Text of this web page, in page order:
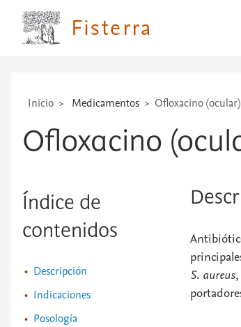
Fisterra
Inicio Medicamentos Ofloxacino (ocular)
Ofloxacino
Índice de
contenidos
Descripción
Indicaciones
Posología
S. aureus,